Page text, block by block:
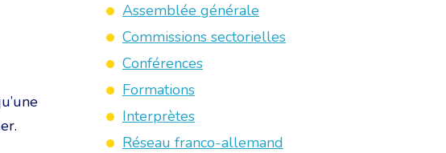
Assemblée générale
Commissions sectorielles
Conférences
Formations
Interprètes
Réseau franco-allemand